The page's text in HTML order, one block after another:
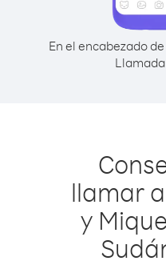
En el encabezado
llamar
y